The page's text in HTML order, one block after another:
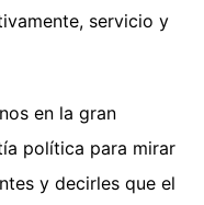
servicio y
en la gran
política para mirar
y decirles que el